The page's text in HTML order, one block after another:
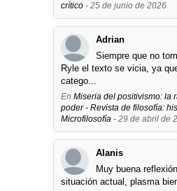
crítico - 25 de junio de 2026
Adrian
Siempre que no
Ryle el texto se vicia, ya
catego...
En Miseria del positivismo: la
poder - Revista de filosofía:
Microfilosofía - 29 de abril de
Alanis
Muy buena
situación actual, plasma